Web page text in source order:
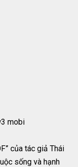
mobi
của tác giả Thái
sống và hạnh